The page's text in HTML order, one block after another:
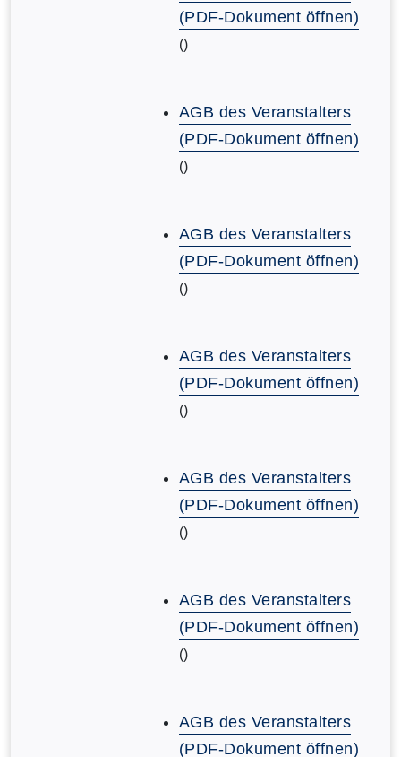
(PDF-Dokument öffnen)
()
AGB des Veranstalters
(PDF-Dokument öffnen)
()
AGB des Veranstalters
(PDF-Dokument öffnen)
()
AGB des Veranstalters
(PDF-Dokument öffnen)
()
AGB des Veranstalters
(PDF-Dokument öffnen)
()
AGB des Veranstalters
(PDF-Dokument öffnen)
()
AGB des Veranstalters
(PDF-Dokument öffnen)